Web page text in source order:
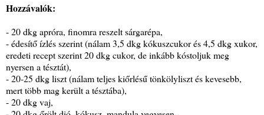
Hozzávalók:
- 20 dkg apróra, finomra reszelt sárgarépa,
- édesítő ízlés szerint (nálam 3,5 dkg kókuszcukor és 4,5 dkg xukor,
eredeti recept szerint 20 dkg cukor, de inkább kóstoljuk meg
nyersen a tésztát),
- 20-25 dkg liszt (nálam teljes kiőrlésű tönkölyliszt és kevesebb,
mert több mag került a tésztába),
- 20 dkg vaj,